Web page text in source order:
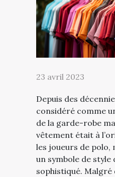
23 avril 2023
Depuis des
considéré comme
de la garde-robe
vêtement était à
les joueurs de polo,
un symbole de
sophistiqué. Malgré